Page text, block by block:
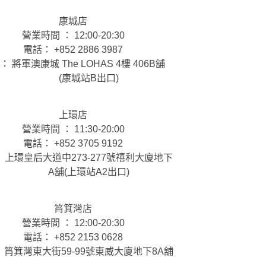
康城店
營業時間 ： 12:00-20:30
電話： +852 2886 3987
將軍澳康城 The LOHAS 4樓 406B舖
(康城站B出口)
上環店
營業時間 ： 11:30-20:00
電話： +852 3705 9192
上環皇后大道中273-277號禧利大廈地下
A舖(上環站A2出口)
筲箕灣店
營業時間 ： 12:00-20:30
電話： +852 2153 0628
筲箕灣東大街59-99號東威大廈地下8A舖